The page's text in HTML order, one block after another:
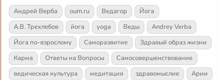
Андрей Верба oum.ru Ведагор
Йога
А.В. Трехлебов
йога yoga Веды
Andrey Verba
Йога по-взрослому
Саморазвитие
Здравый образ жизни
Карма
Ответы на Вопросы
Самосовершенствование
ведическая культура
медитация здравомыслие
Арии